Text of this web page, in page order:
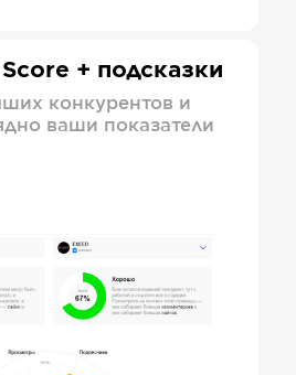
+ подсказки
конкурентов и
ваши показатели